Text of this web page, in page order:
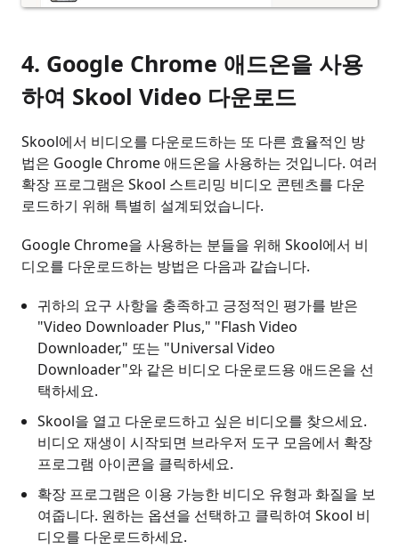
4. Google Chrome 애드온을 사용
하여 Skool Video 다운로드
Skool에서 비디오를 다운로드하는 또 다른 효율적인 방
법은 Google Chrome 애드온을 사용하는 것입니다. 여러
확장 프로그램은 Skool 스트리밍 비디오 콘텐츠를 다운
로드하기 위해 특별히 설계되었습니다.
Google Chrome을 사용하는 분들을 위해 Skool에서 비
디오를 다운로드하는 방법은 다음과 같습니다.
귀하의 요구 사항을 충족하고 긍정적인 평가를 받은
"Video Downloader Plus," "Flash Video
Downloader," 또는 "Universal Video
Downloader"와 같은 비디오 다운로드용 애드온을 선
택하세요.
Skool을 열고 다운로드하고 싶은 비디오를 찾으세요.
비디오 재생이 시작되면 브라우저 도구 모음에서 확장
프로그램 아이콘을 클릭하세요.
확장 프로그램은 이용 가능한 비디오 유형과 화질을 보
여줍니다. 원하는 옵션을 선택하고 클릭하여 Skool 비
디오를 다운로드하세요.